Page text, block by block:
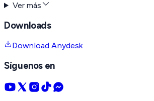
Ver más
Downloads
Download Anydesk
Síguenos en